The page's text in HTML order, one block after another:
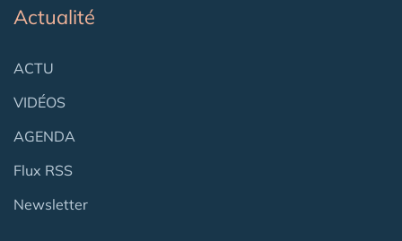
Actualité
ACTU
VIDÉOS
AGENDA
Flux RSS
Newsletter